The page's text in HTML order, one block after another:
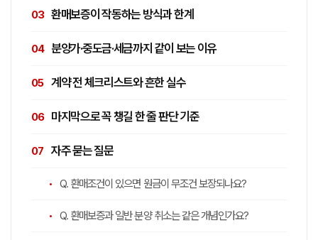
환매보증이 작동하는 방식과 한계
분양가·중도금·세금까지 같이 보는 이유
계약 전 체크리스트와 흔한 실수
마지막으로 꼭 챙길 한 줄 판단 기준
자주 묻는 질문
Q. 환매조건이 있으면 원금이 무조건 보장되나요?
Q. 환매보증과 일반 분양 취소는 같은 개념인가요?